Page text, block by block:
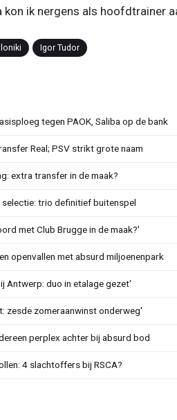
ik nergens als hoofdtrainer
Igor Tudor
tegen PAOK, Saliba op de bank
Real; PSV strikt grote naam
extra transfer in de maak?
trio definitief buitenspel
met Club Brugge in de maak?'
openvallen met absurd miljoenenpark
Antwerp: duo in etalage gezet'
zesde zomeraanwinst onderweg'
perplex achter bij absurd bod
4 slachtoffers bij RSCA?